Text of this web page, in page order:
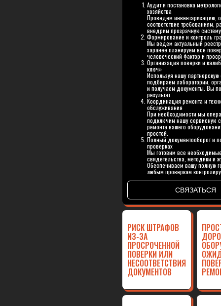
Аудит и постановка
хозяйства
Проведем инвентаризацию,
соответствие требованиям,
внедрим прозрачную
Формирование и контроль
Мы ведем актуальный
заранее планируем все
человеческий фактор и
Организация поверки и
ключ»
Используя нашу
подбираем лаборатории,
и получаем документы. Вы
результат.
Координация ремонта и
обслуживания
При необходимости мы
подключим нашу сервисную
ремонта вашего
простой.
Полный документооборот и
проверках
Мы готовим все
свидетельства, методики и
Обеспечиваем вашу полную
любым проверкам
СВЯЗАТЬСЯ
РИСК ШТРАФОВ
ИЗ-ЗА
ПРОСРОЧЕННОЙ
ПОВЕРКИ ИЛИ
НЕСООТВЕТСТВИЯ
ДОКУМЕНТОВ